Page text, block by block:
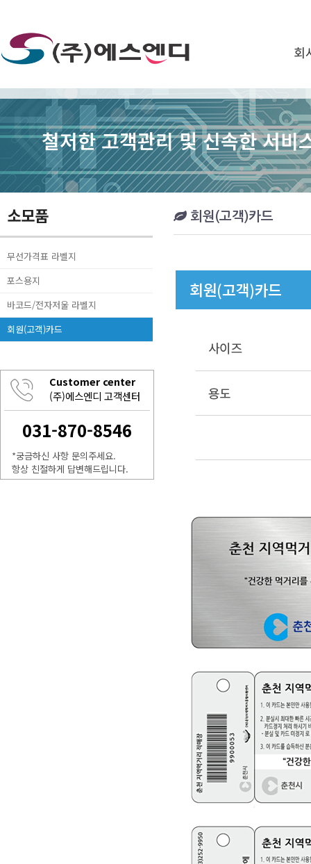
회
철저한 고객관리 및 신속한 서비
소모품
무선가격표 라벨지
포스용지
바코드/전자저울 라벨지
회원(고객)카드
Customer center
(주)에스엔디 고객센터
031-870-8546
*궁금하신 사항 문의주세요.
항상 친절하게 답변해드립니다.
회원(고객)카드